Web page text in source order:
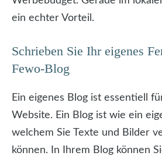
ein echter Vorteil.
Schrieben Sie Ihr eigenes
Fewo-Blog
Ein eigenes Blog ist essentiell
Website. Ein Blog ist wie ein
welchem Sie Texte und Bilder
können. In Ihrem Blog können